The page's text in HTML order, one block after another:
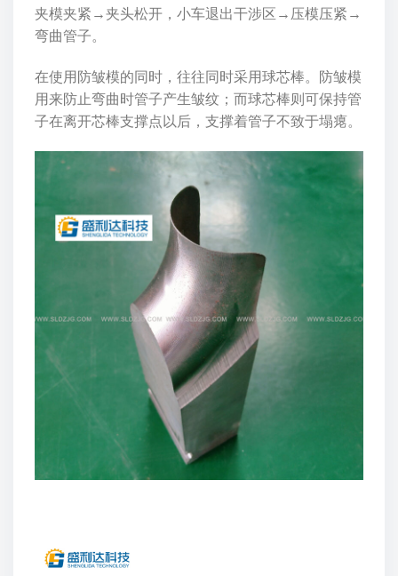
夹模夹紧→夹头松开，小车退出干涉区→压模压紧→
弯曲管子。
在使用防皱模的同时，往往同时采用球芯棒。防皱模
用来防止弯曲时管子产生皱纹；而球芯棒则可保持管
子在离开芯棒支撑点以后，支撑着管子不致于塌瘪。